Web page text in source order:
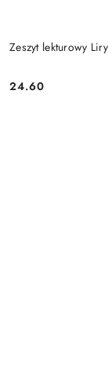
Zeszyt lekturowy
Cena:
24.60